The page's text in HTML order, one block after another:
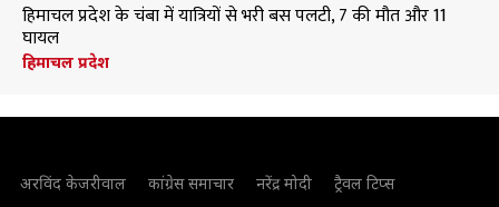
हिमाचल प्रदेश के चंबा में यात्रियों से भरी बस पलटी, 7 की मौत और 11
घायल
हिमाचल प्रदेश
अरविंद केजरीवाल कांग्रेस समाचार नरेंद्र मोदी ट्रैवल टिप्स